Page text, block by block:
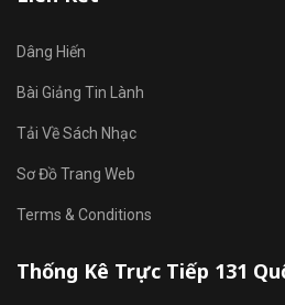
Dâng Hiến
Bài Giảng Tin Lành
Tải Về Sách Nhạc
Sơ Đồ Trang Web
Terms & Conditions
Thống Kê Trực Tiếp 131